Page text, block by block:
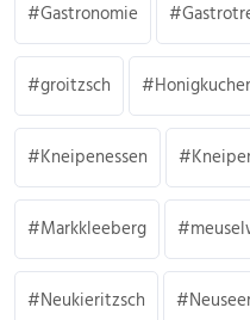
Gastronomie
groitzsch
Kneipenessen
Markkleeberg
Neukieritzsch